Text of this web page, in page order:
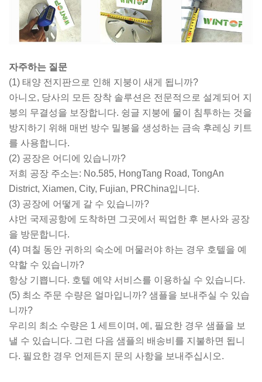
자주하는 질문
(1) 태양 전지판으로 인해 지붕이 새게 됩니까?
아니오, 당사의 모든 장착 솔루션은 전문적으로 설계되어 지
붕의 무결성을 보장합니다. 슁글 지붕에 물이 침투하는 것을
방지하기 위해 매번 방수 밀봉을 생성하는 금속 후레싱 키트
를 사용합니다.
(2) 공장은 어디에 있습니까?
저희 공장 주소는: No.585, HongTang Road, TongAn
District, Xiamen, City, Fujian, PRChina입니다.
(3) 공장에 어떻게 갈 수 있습니까?
샤먼 국제공항에 도착하면 그곳에서 픽업한 후 본사와 공장
을 방문합니다.
(4) 며칠 동안 귀하의 숙소에 머물러야 하는 경우 호텔을 예
약할 수 있습니까?
항상 기쁩니다. 호텔 예약 서비스를 이용하실 수 있습니다.
(5) 최소 주문 수량은 얼마입니까? 샘플을 보내주실 수 있습
니까?
우리의 최소 수량은 1 세트이며, 예, 필요한 경우 샘플을 보
낼 수 있습니다. 그런 다음 샘플의 배송비를 지불하면 됩니
다. 필요한 경우 언제든지 문의 사항을 보내주십시오.